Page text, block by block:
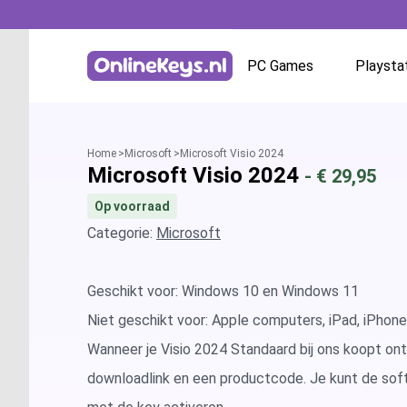
PC Games
GOG.com
Ubisoft / Uplay
Home Microsoft Microsoft Visio 2024
Microsoft Visio 2024 - € 29,95
Op voorraad
Categorie: Microsoft
Geschikt voor: Windows 10 en Windows 11
Niet geschikt voor: Apple computers, iPad,
Wanneer je Visio 2024 Standaard bij ons koopt
downloadlink en een productcode. Je kunt de